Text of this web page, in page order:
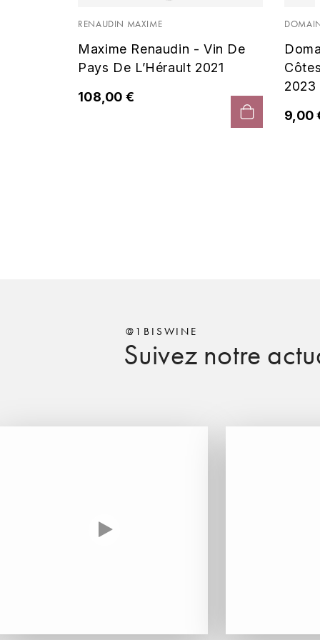
RENAUDIN MAXIME
Maxime Renaudin - Vin De
Pays De L’Hérault 2021
108,00 €
2023
9,00
Suivez notre
@1BISWINE